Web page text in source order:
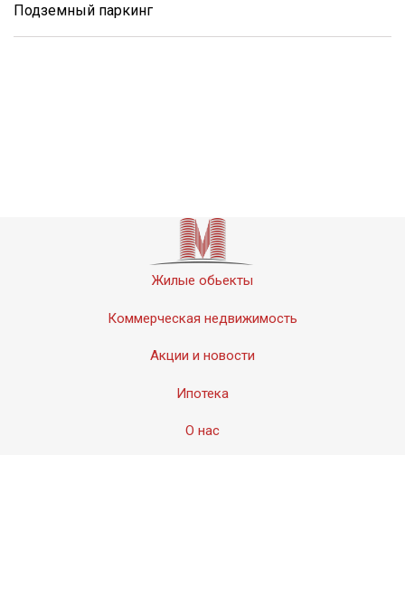
Подземный паркинг
Жилые обьекты
Коммерческая недвижимость
Акции и новости
Ипотека
О нас